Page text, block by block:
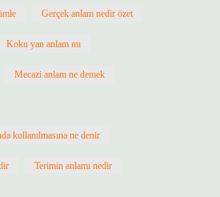
Gerçek anlam nedir özet
Koku yan anlam mı
Mecazi anlam ne demek
kullanılmasına ne denir
Terimin anlamı nedir